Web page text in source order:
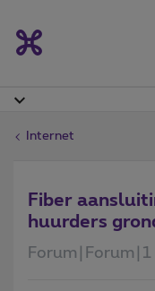
Internet
Fiber
huurders
Forum|Forum|1